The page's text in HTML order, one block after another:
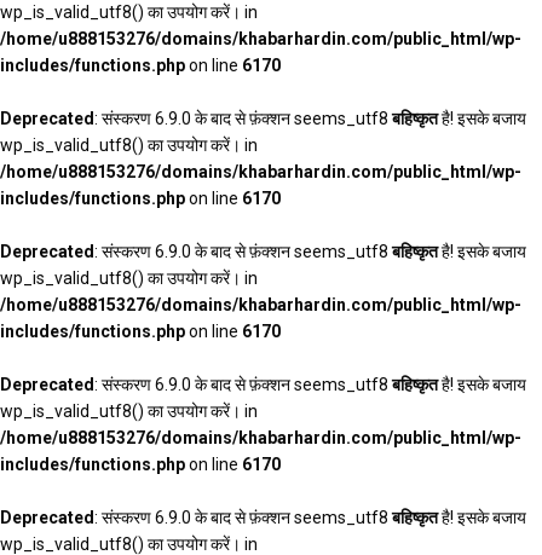
wp_is_valid_utf8() का उपयोग करें। in
/home/u888153276/domains/khabarhardin.com/public_html/wp-
includes/functions.phpon line 6170
Deprecated: संस्करण 6.9.0 के बाद से फ़ंक्शन seems_utf8बहिष्कृतहै! इसके बजाय
wp_is_valid_utf8() का उपयोग करें। in
/home/u888153276/domains/khabarhardin.com/public_html/wp-
includes/functions.phpon line 6170
Deprecated: संस्करण 6.9.0 के बाद से फ़ंक्शन seems_utf8बहिष्कृतहै! इसके बजाय
wp_is_valid_utf8() का उपयोग करें। in
/home/u888153276/domains/khabarhardin.com/public_html/wp-
includes/functions.phpon line 6170
Deprecated: संस्करण 6.9.0 के बाद से फ़ंक्शन seems_utf8बहिष्कृतहै! इसके बजाय
wp_is_valid_utf8() का उपयोग करें। in
/home/u888153276/domains/khabarhardin.com/public_html/wp-
includes/functions.phpon line 6170
Deprecated: संस्करण 6.9.0 के बाद से फ़ंक्शन seems_utf8बहिष्कृतहै! इसके बजाय
wp_is_valid_utf8() का उपयोग करें। in